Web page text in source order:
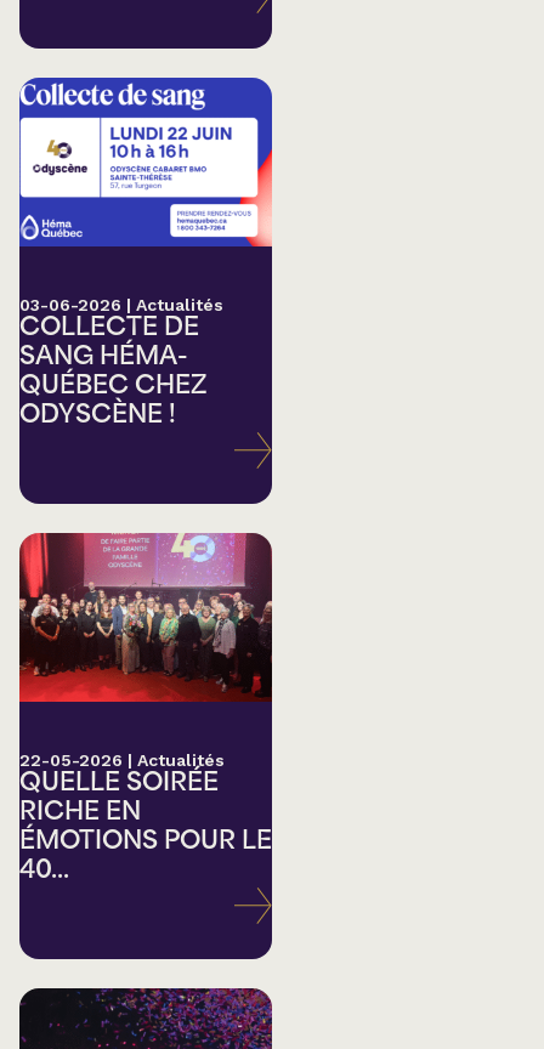
03-06-2026 | Actualités
COLLECTE DE
SANG HÉMA-
QUÉBEC CHEZ
ODYSCÈNE !
22-05-2026 | Actualités
QUELLE SOIRÉE
RICHE EN
ÉMOTIONS POUR LE
40...